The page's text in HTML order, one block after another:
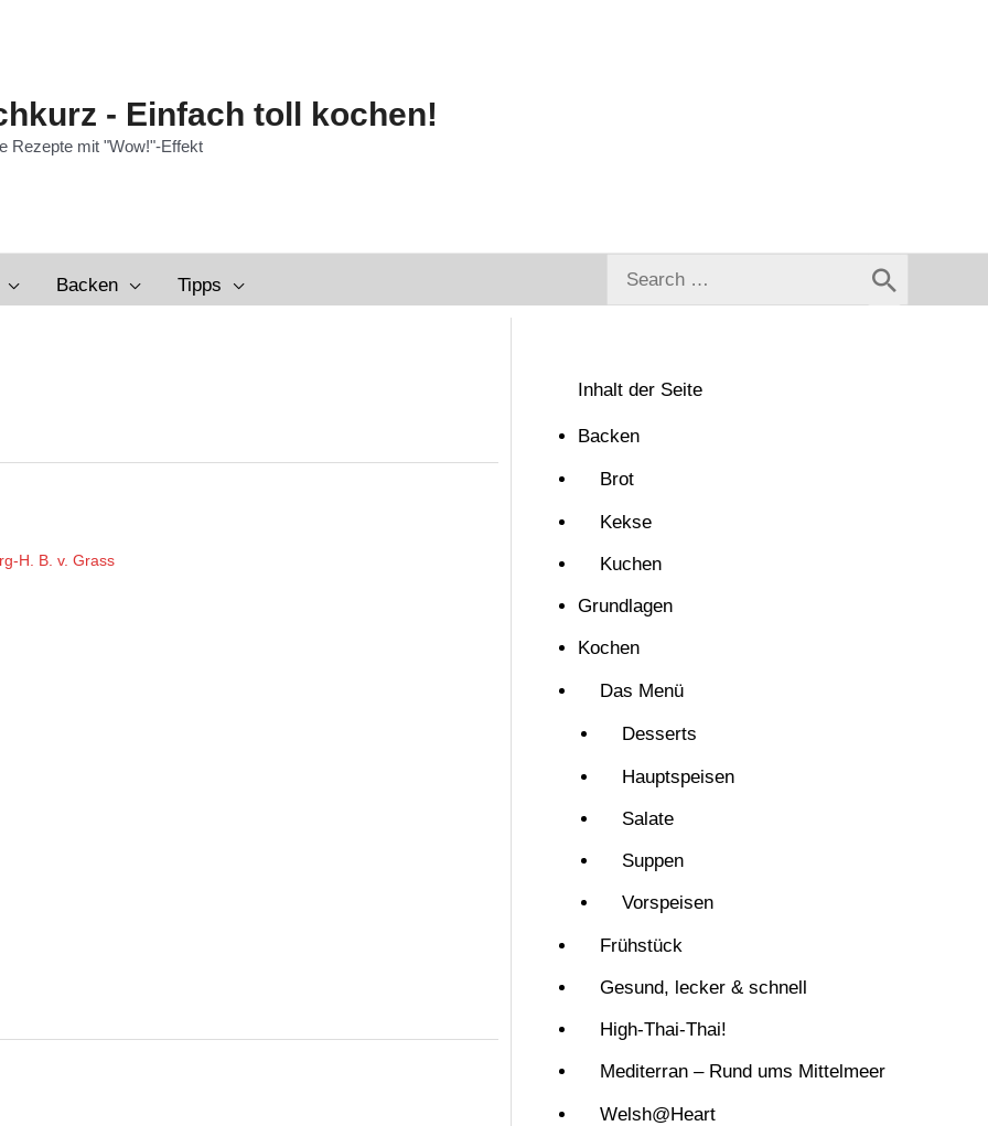
- Einfach toll kochen!
Rezepte mit "Wow!"-Effekt
Backen Tipps
for:
H. B. v. Grass
Inhalt der Seite
Backen
Brot
Kekse
Kuchen
Grundlagen
Kochen
Das Menü
Desserts
Hauptspeisen
Salate
Suppen
Vorspeisen
Frühstück
Gesund, lecker & schnell
High-Thai-Thai!
Mediterran – Rund ums Mittelmeer
Welsh@Heart